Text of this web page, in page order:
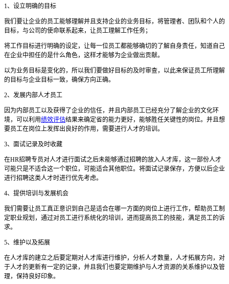
1、设立明确的目标
我们要让企业的员工能够理解并且支持企业的业务目标，将管理者、团队和个人的
目标，与公司的使命联系起来，让员工理解工作任务；
将工作目标进行明确的设定，让每一位员工都能够确切的了解自身责任，知道自己
在企业中担任的是什么角色，这样才能够为企业做出贡献。
以为业务目标是变化的，所以我们要做好目标的及时审查，以此来保证员工所理解
的目标与企业目标一致，确保方向正确。
2、发展内部人才员工
因为内部员工以及获得了企业的信任，并且内部员工已经充分了解企业的文化环
境，可以利用绩效评估结果来确定省的能力更好，能够胜任关键性的岗位。并且想
要员工在岗位上发挥出良好的作用，需要进行人才的培训。
3、面试记录及时收藏
在HR招聘专员对人才进行面试之后未能够通过招聘的放入人才库，这一部份人才
可能只是不适合这一个职位，可能适合其他职位。将面试记录保存，方便以后企业
进行招聘这类人才时进行优先考虑。
4、提供培训与发展机会
我们需要让员工真正意识到自己是适合在哪一方面的岗位上进行工作，帮助员工制
定职业规划，通过对员工进行系统化的培训，进而提高员工的技能，满足员工的诉
求。
5、维护以及拓展
在人才库的建立之后要定期对人才库进行维护，分析人才数量，人才拓展方向，对
于人才的更新有一定的记录，并且我们也要定期维护与人才资源的关系维护以及管
理，保持良好印象。